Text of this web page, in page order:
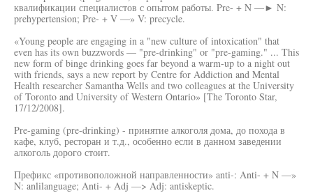
квалификации специалистов с опытом работы. Pre- + N —► N:
prehypertension; Pre- + V —» V: precycle.
«Young people are engaging in a "new culture of intoxication" that
even has its own buzzwords — "pre-drinking" or "pre-gaming." ... This
new form of binge drinking goes far beyond a warm-up to a night out
with friends, says a new report by Centre for Addiction and Mental
Health researcher Samantha Wells and two colleagues at the University
of Toronto and University of Western Ontario» [The Toronto Star,
17/12/2008].
Pre-gaming (pre-drinking) - принятие алкоголя дома, до похода в
кафе, клуб, ресторан и т.д., особенно если в данном заведении
алкоголь дорого стоит.
Префикс «противоположной направленности» anti-: Anti- + N —»
N: anlilanguage; Anti- + Adj —> Adj: antiskeptic.